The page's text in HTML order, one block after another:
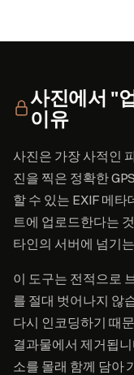
사진에서 "
이유
사진은 가장 사적인
진을 찍은 정확한
할 수 있는 EXIF 메
트에 업로드한다는
타인의 서버에 넘기
이 도구는 전적으로
를 절대 벗어나지 않
다시 인코딩하기 때
결과물에서 제거됩
소를 몰래 함께 담아